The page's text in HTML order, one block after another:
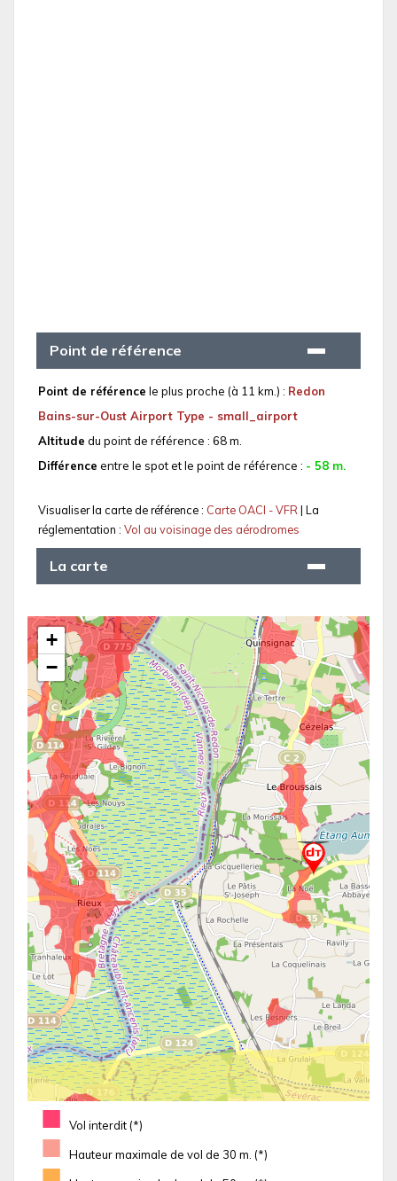
Point de référence
Point de référence le plus proche (à 11 km.) : Redon
Bains-sur-Oust Airport Type - small_airport
Altitude du point de référence : 68 m.
Différence entre le spot et le point de référence : - 58 m.
Visualiser la carte de référence : Carte OACI - VFR| La
réglementation : Vol au voisinage des aérodromes
La carte
■ Vol interdit (*)
■ Hauteur maximale de vol de 30 m. (*)